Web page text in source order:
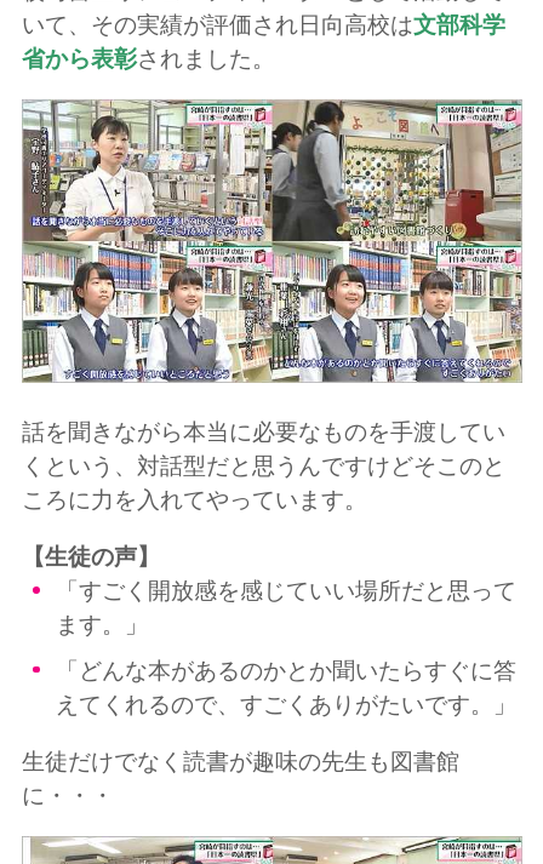
いて、その実績が評価され日向高校は文部科学
省から表彰されました。
話を聞きながら本当に必要なものを手渡してい
くという、対話型だと思うんですけどそこのと
ころに力を入れてやっています。
【生徒の声】
「すごく開放感を感じていい場所だと思って
ます。」
「どんな本があるのかとか聞いたらすぐに答
えてくれるので、すごくありがたいです。」
生徒だけでなく読書が趣味の先生も図書館
に・・・